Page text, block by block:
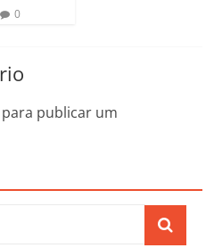
0
para publicar um